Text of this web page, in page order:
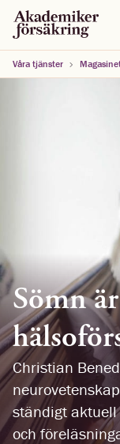
Våra tjänster
Sömn
Christian
ständigt
och